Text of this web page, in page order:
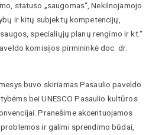
statuso „saugomas“, Nekilnojamojo
ir kitų subjektų kompetencijų,
specialiųjų planų rengimo ir kt.“
komisijos pirmininkė doc. dr.
buvo skiriamas Pasaulio paveldo
bei UNESCO Pasaulio kultūros
Pranešime akcentuojamos
ir galimi sprendimo būdai,